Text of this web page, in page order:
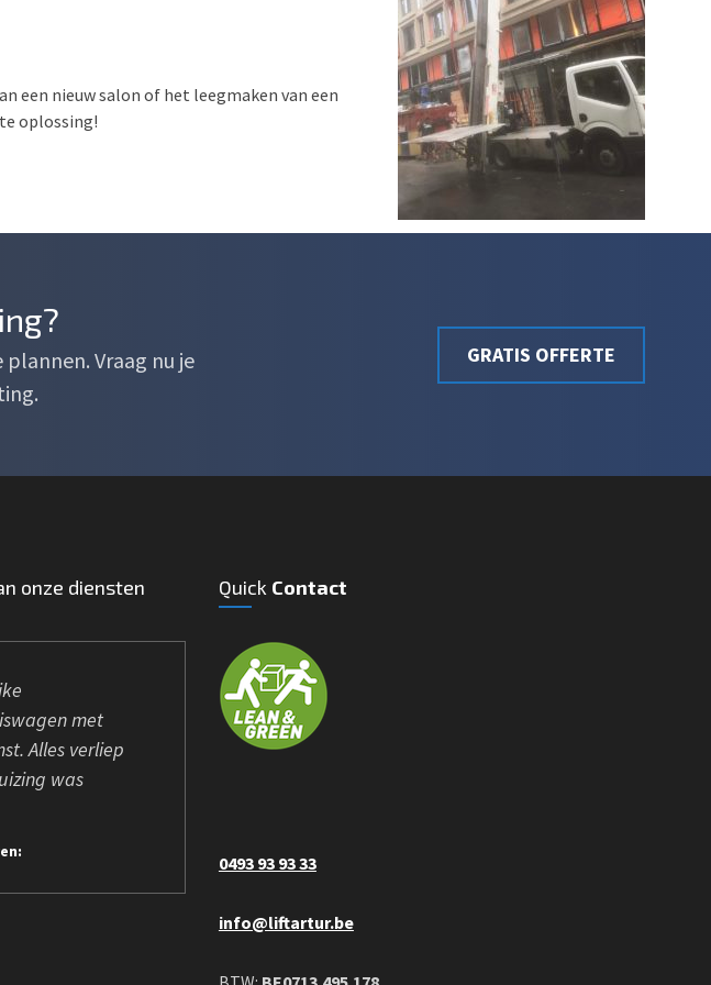
een nieuw salon of het leegmaken van een
oplossing!
Vraag nu je
GRATIS OFFERTE
onze diensten
met
Alles verliep
was
Quick Contact
0493 93 93 33
info@liftartur.be